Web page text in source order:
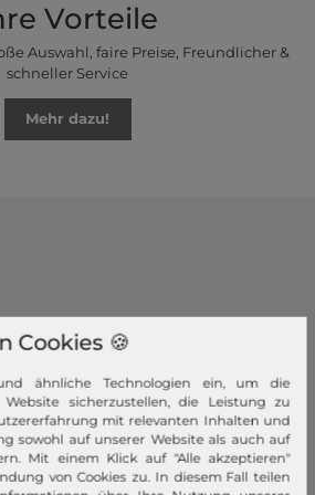
Vorteile
Auswahl, faire Preise, Freundlicher &
schneller Service
Mehr dazu!
Cookies 🍪
ähnliche Technologien ein, um die
sicherzustellen, die Leistung zu
mit relevanten Inhalten und
sowohl auf unserer Website als auch auf
Mit einem Klick auf "Alle akzeptieren"
von Cookies zu. In diesem Fall teilen